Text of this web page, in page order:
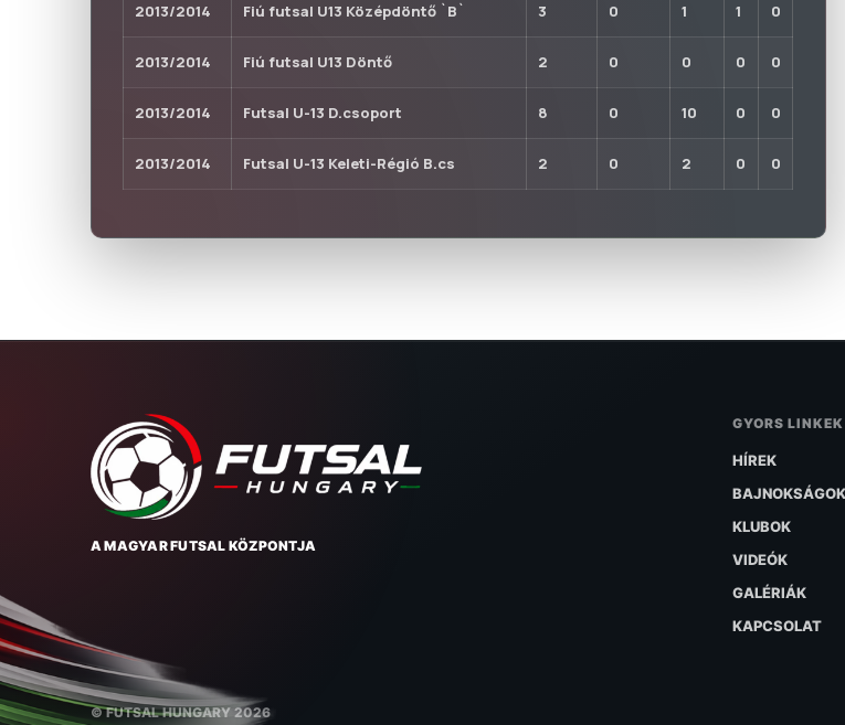
2013/2014 Fiú futsal U13 Középdöntő `B` 3 0 1 1 0
2013/2014 Fiú futsal U13 Döntő 2 0 0 0 0
2013/2014 Futsal U-13 D.csoport 8 0 10 0 0
2013/2014 Futsal U-13 Keleti-Régió B.cs 2 0 2 0 0
A MAGYAR FUTSAL KÖZPONTJA
GYORS LINKEK
HÍREK
BAJNOKSÁGOK
KLUBOK
VIDEÓK
GALÉRIÁK
KAPCSOLAT
© FUTSAL HUNGARY 2026